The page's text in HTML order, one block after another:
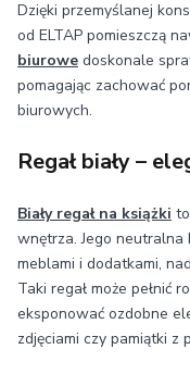
Dzięki przemyślanej
od ELTAP pomieszczą
biurowe doskonale
pomagając zachować
biurowych.
Regał biały –
Biały regał na książki
wnętrza. Jego neutralna
meblami i dodatkami,
Taki regał może pełnić
eksponować ozdobne
zdjęciami czy pamiątki z